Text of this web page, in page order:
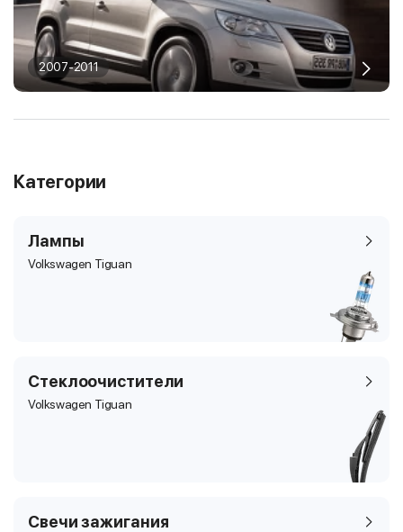
2007-2011
Категории
Лампы
Volkswagen Tiguan
Стеклоочистители
Volkswagen Tiguan
Свечи зажигания